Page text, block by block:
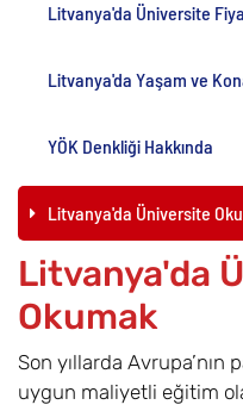
Litvanya'da Üniversite
Litvanya'da Yaşam ve
YÖK Denkliği Hakkında
Litvanya'da Üniversite
Litvanya'da
Okumak
Son yıllarda Avrupa’nın
uygun maliyetli eğitim